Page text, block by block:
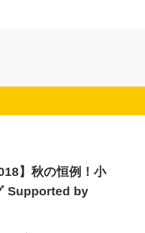
】秋の恒例！小
Supported by